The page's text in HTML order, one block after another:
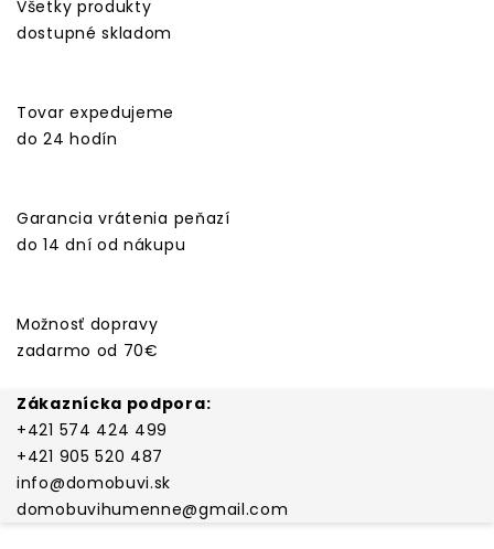
Všetky produkty
dostupné skladom
Tovar expedujeme
do 24 hodín
Garancia vrátenia peňazí
do 14 dní od nákupu
Možnosť dopravy
zadarmo od 70€
Zákaznícka podpora:
+421 574 424 499
+421 905 520 487
info@domobuvi.sk
domobuvihumenne@gmail.com